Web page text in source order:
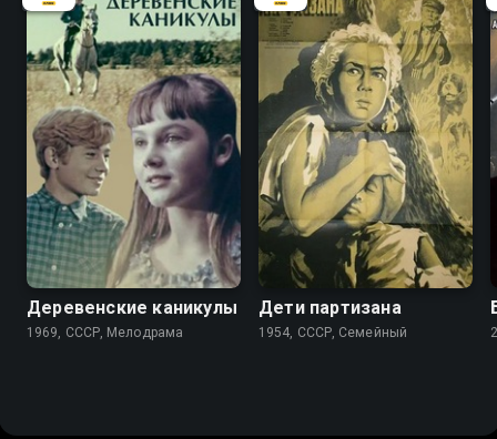
Деревенские каникулы
1969, СССР, Мелодрама
6.4
Дети партизана
1954, СССР, Семейный